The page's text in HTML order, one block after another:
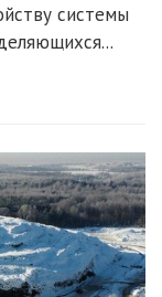
системы